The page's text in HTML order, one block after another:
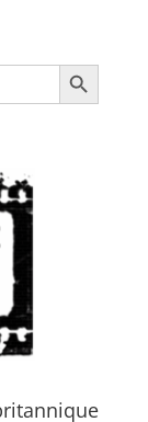
Search Button